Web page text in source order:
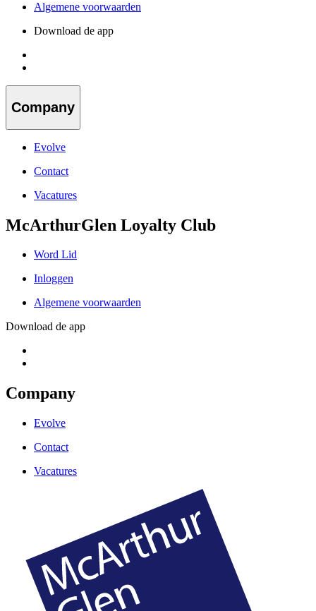
Algemene voorwaarden
Download de app
Company
Evolve
Contact
Vacatures
McArthurGlen Loyalty Club
Word Lid
Inloggen
Algemene voorwaarden
Download de app
Company
Evolve
Contact
Vacatures